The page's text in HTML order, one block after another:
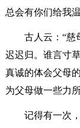
总会有你们给我
古人云：“慈
迟迟归。谁言寸
真诚的体会父母
为父母做一些力
记得有一次